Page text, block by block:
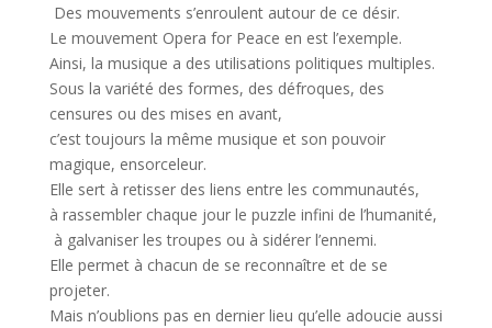
Des mouvements s’enroulent autour de ce désir.
Le mouvement Opera for Peace en est l’exemple.
Ainsi, la musique a des utilisations politiques multiples.
Sous la variété des formes, des défroques, des
censures ou des mises en avant,
c’est toujours la même musique et son pouvoir
magique, ensorceleur.
Elle sert à retisser des liens entre les communautés,
à rassembler chaque jour le puzzle infini de l’humanité,
à galvaniser les troupes ou à sidérer l’ennemi.
Elle permet à chacun de se reconnaître et de se
projeter.
Mais n’oublions pas en dernier lieu qu’elle adoucie aussi